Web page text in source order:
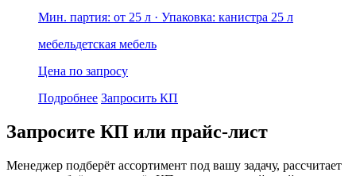
Мин. партия: от 25 л · Упаковка: канистра 25 л
мебельдетская мебель
Цена по запросу
Подробнее Запросить КП
Запросите КП или прайс-лист
Менеджер подберёт ассортимент под вашу задачу, рассчитает